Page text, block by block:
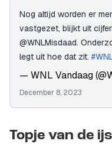
Nog altijd worden er
vastgezet, blijkt uit
@WNLMisdaad.
legt uit hoe dat zit.
— WNL Vandaag
December 8, 2023
Topje van de